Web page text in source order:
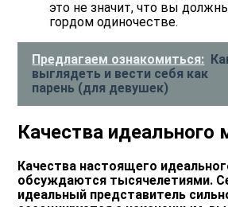
это не значит, что вы
гордом одиночестве.
Предлагаем ознакомиться:
выглядеть и вести себя как
парень (для девушек)
Качества
Качества настоящего
обсуждаются тысячелетиями.
идеальный представитель